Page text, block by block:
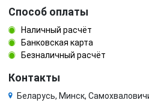
Способ оплаты
Наличный расчёт
Банковская карта
Безналичный расчёт
Контакты
Беларусь, Минск,